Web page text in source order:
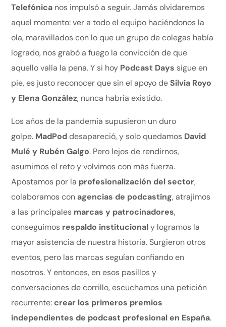
Telefónica nos impulsó a seguir. Jamás olvidaremos
aquel momento: ver a todo el equipo haciéndonos la
ola, maravillados con lo que un grupo de colegas había
logrado, nos grabó a fuego la convicción de que
aquello valía la pena. Y si hoy Podcast Days sigue en
pie, es justo reconocer que sin el apoyo deSilvia Royo
y Elena González, nunca habría existido.
Los años de la pandemia supusieron un duro
golpe. MadPoddesapareció, y solo quedamos David
Mulé y Rubén Galgo. Pero lejos de rendirnos,
asumimos el reto y volvimos con más fuerza.
Apostamos por la profesionalización del sector,
colaboramos con agencias de podcasting, atrajimos
a las principales marcas y patrocinadores,
conseguimos respaldo institucionaly logramos la
mayor asistencia de nuestra historia. Surgieron otros
eventos, pero las marcas seguían confiando en
nosotros. Y entonces, en esos pasillos y
conversaciones de corrillo, escuchamos una petición
recurrente: crear los primeros premios
independientes de podcast profesional en España.